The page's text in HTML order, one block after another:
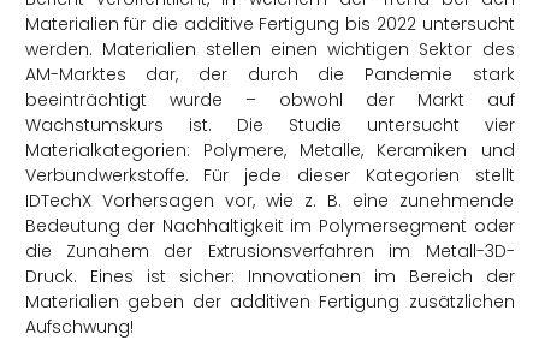
Materialien für die additive Fertigung bis 2022 untersucht
werden. Materialien stellen einen wichtigen Sektor des
AM-Marktes dar, der durch die Pandemie stark
beeinträchtigt wurde – obwohl der Markt auf
Wachstumskurs ist. Die Studie untersucht vier
Materialkategorien: Polymere, Metalle, Keramiken und
Verbundwerkstoffe. Für jede dieser Kategorien stellt
IDTechX Vorhersagen vor, wie z. B. eine zunehmende
Bedeutung der Nachhaltigkeit im Polymersegment oder
die Zunahem der Extrusionsverfahren im Metall-3D-
Druck. Eines ist sicher: Innovationen im Bereich der
Materialien geben der additiven Fertigung zusätzlichen
Aufschwung!